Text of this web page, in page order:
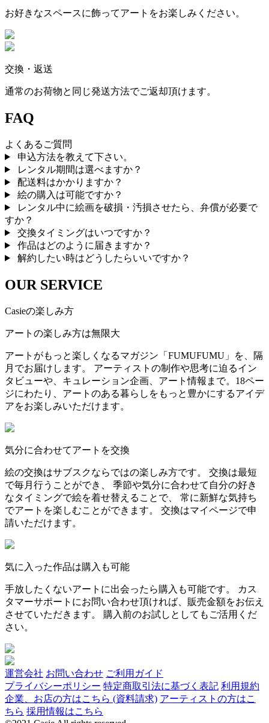
お好きなスペースに飾ってアートをお楽しみください。
交換・返送
通常のお荷物と同じ発送方法でご返却頂けます。
FAQ
よくあるご質問
申込方法を教えて下さい。
レンタル期間は選べますか？
配送料はかかりますか？
絵の購入は可能ですか？
レンタル中に絵画を破損・汚損させたら、弁償が必要で
すか？
交換タイミングはいつですか？
作品はどのように届きますか？
解約したい時はどうしたらいいですか？
OUR SERVICE
Casieの楽しみ方
アートの楽しみ方は無限大
アートがもっと楽しくなるマガジン「FUMUFUMU」を、隔
月でお届けします。 アーティストの制作や思考に迫るイン
タビューや、キュレーション企画、アート情報まで。18ペー
ジにわたり、アートのある暮らしをもっと豊かにするアイデ
アをお楽しみいただけます。
気分に合わせてアートを交換
絵の交換はサブスクならではの楽しみ方です。 交換は最短
で毎月行うことができ、 季節や気分に合わせて自分の好き
なタイミングで絵を着せ替えることで、 常に新鮮な気持ち
でアートを楽しむことができます。 交換はマイページで申
請いただけます。
気に入った作品は購入も可能
手放したくないアートに出会ったら購入も可能です。 カス
タマーサポートにお問い合わせ頂ければ、販売金額をお伝え
させていただきます。 購入前のお試しとしてもご活用くだ
さい。
運営会社 お問い合わせ ご利用ガイド
プライバシーポリシー 特定商取引法に基づく表記 利用規約
企業、お店の方はこちら (資料請求) アーティストの方はこ
ちら 採用情報はこちら